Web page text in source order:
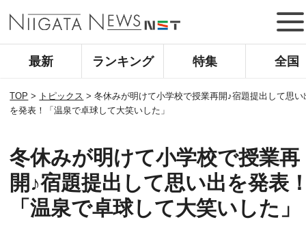
最新 ランキング 特集 全国
TOP > トピックス >冬休みが明けて小学校で授業再開♪宿題提出して思い
を発表！「温泉で卓球して大笑いした」
冬休みが明けて小学校で授業再
開♪宿題提出して思い出を発表
「温泉で卓球して大笑いした」